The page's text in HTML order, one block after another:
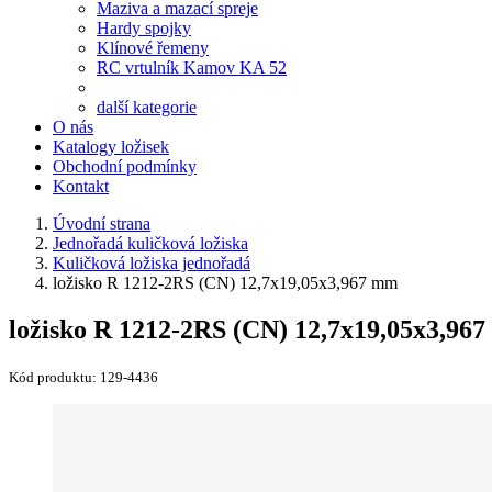
Maziva a mazací spreje
Hardy spojky
Klínové řemeny
RC vrtulník Kamov KA 52
další kategorie
O nás
Katalogy ložisek
Obchodní podmínky
Kontakt
Úvodní strana
Jednořadá kuličková ložiska
Kuličková ložiska jednořadá
ložisko R 1212-2RS (CN) 12,7x19,05x3,967 mm
ložisko R 1212-2RS (CN)
Kód produktu: 129-4436